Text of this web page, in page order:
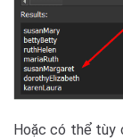
Hoặc có thể tùy